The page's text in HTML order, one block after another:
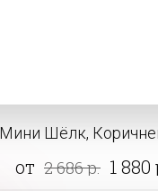
Мини Шёлк,
от 2 686 р. 1 880